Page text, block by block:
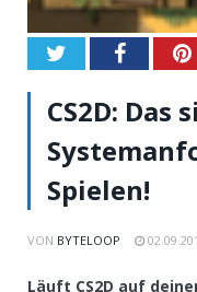
Twitter
CS2D: Das
Spielen!
VON BYTELOOP
Läuft CS2D auf